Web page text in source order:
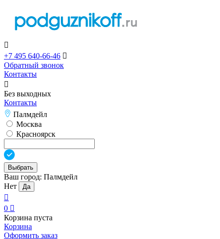

+7 495 640-66-46 
Обратный звонок
Контакты

Без выходных
Контакты
Палмдейл
Москва
Красноярск
Выбрать
Ваш город: Палмдейл
Нет
Да

0 
Корзина пуста
Корзина
Оформить заказ